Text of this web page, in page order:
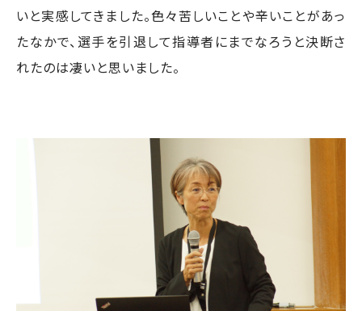
いと実感してきました。色々苦しいことや辛いことがあっ
たなかで、選手を引退して指導者にまでなろうと決断さ
れたのは凄いと思いました。